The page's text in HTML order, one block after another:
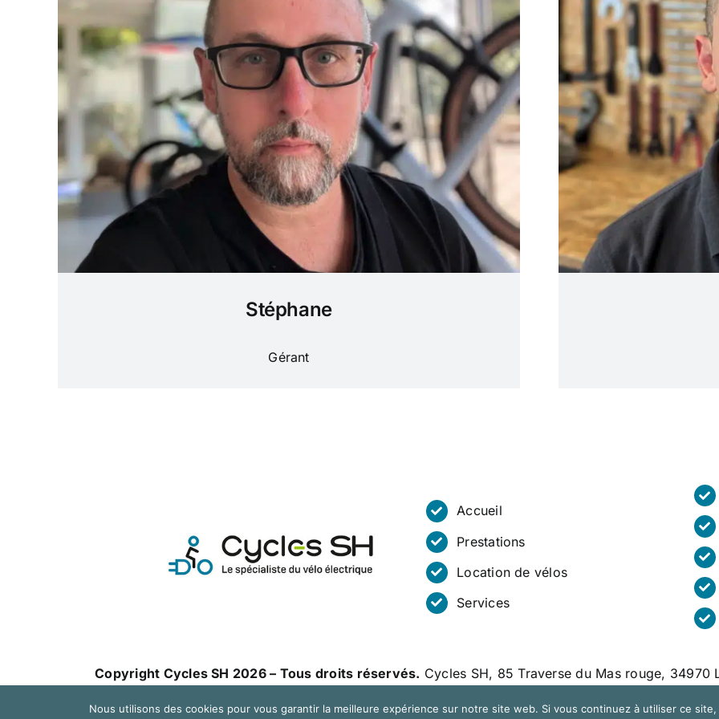
Stéphane
Gérant
Accueil
Prestations
Location de vélos
Services
Copyright Cycles SH 2026 – Tous droits réservés. Cycles SH, 85 Traverse du Mas rouge, 34970
Nous utilisons des cookies pour vous garantir la meilleure expérience sur notre site web. Si vous continuez à utiliser ce